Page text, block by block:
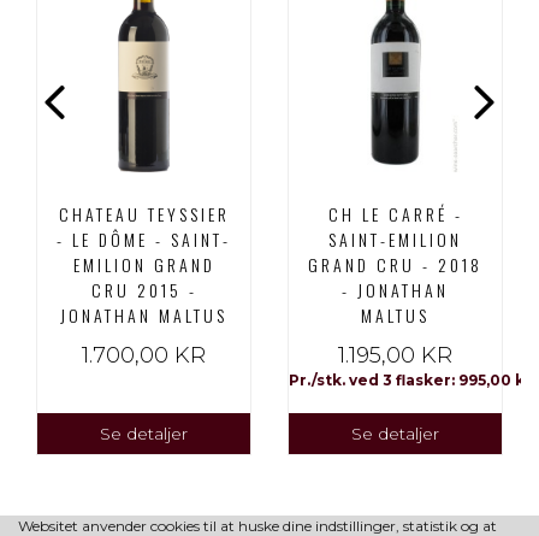
CHATEAU TEYSSIER
- LE DÔME - SAINT-
EMILION GRAND
CRU 2015 -
JONATHAN MALTUS
1.700,00 KR
Se detaljer
CH LE CARRÉ -
SAINT-EMILION
GRAND CRU - 2018
- JONATHAN
MALTUS
1.195,00 KR
Pr./stk. ved 3 flasker: 995,00 kr
Se detaljer
Websitet anvender cookies til at huske dine indstillinger, statistik og at